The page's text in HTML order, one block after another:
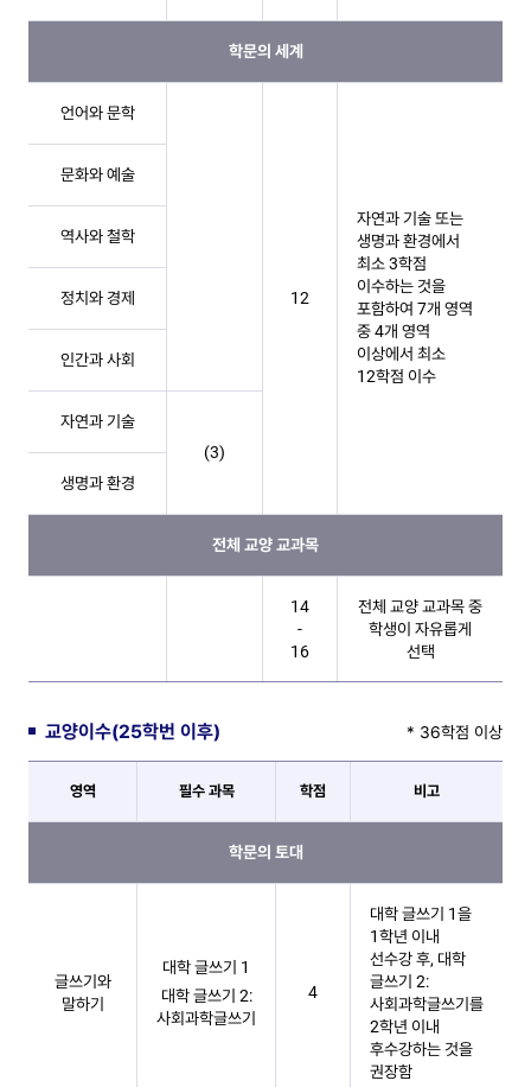
학문의 세계
언어와 문학
12
자연과 기술 또는
생명과 환경에서
최소 3학점​
이수하는 것을
포함하여 7개 영역
중 4개 영역​
이상에서 최소
12학점 이수
문화와 예술
역사와 철학
정치와 경제
인간과 사회
자연과 기술
(3)
생명과 환경
전체 교양 교과목
14
-
16
전체 교양 교과목 중
학생이 자유롭게
선택
교양이수(25학번 이후) * 36학점 이상
영역 필수 과목 학점 비고
학문의 토대
글쓰기와
말하기
대학 글쓰기 1
대학 글쓰기 2:
사회과학글쓰기
4
대학 글쓰기 1을
1학년 이내
선수강 후, 대학
글쓰기 2:
사회과학글쓰기를
2학년 이내
후수강하는 것을
권장함